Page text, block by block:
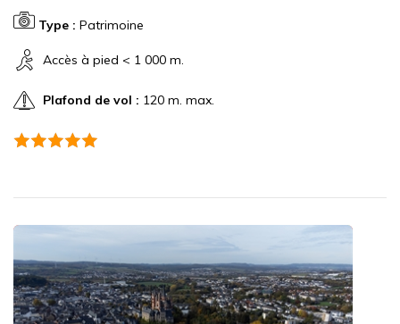
Type : Patrimoine
Accès à pied < 1 000 m.
Plafond de vol : 120 m. max.